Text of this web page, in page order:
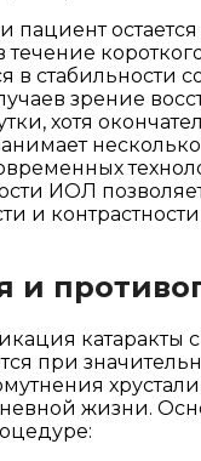
пациент остается
в стабильности
зрение
хотя
ИОЛ
и
и
катаракты
при
жизни.